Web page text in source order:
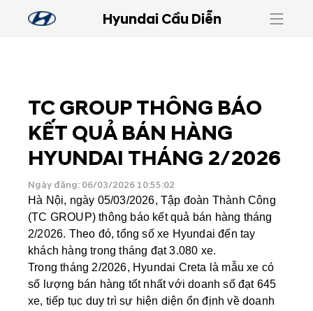
Hyundai Cầu Diễn
TC GROUP THÔNG BÁO
KẾT QUẢ BÁN HÀNG
HYUNDAI THÁNG 2/2026
Ngày đăng: 06/03/2026 10:55:02
Hà Nội, ngày 05/03/2026, Tập đoàn Thành Công
(TC GROUP) thông báo kết quả bán hàng tháng
2/2026. Theo đó, tổng số xe Hyundai đến tay
khách hàng trong tháng đạt 3.080 xe.
Trong tháng 2/2026, Hyundai Creta là mẫu xe có
số lượng bán hàng tốt nhất với doanh số đạt 645
xe, tiếp tục duy trì sự hiện diện ổn định về doanh